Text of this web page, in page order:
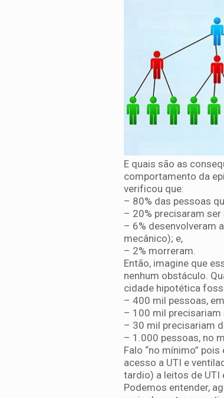
E quais são as
comportamento da
verificou que:
– 80% das pessoas
– 20% precisaram
– 6% desenvolveram
mecânico); e,
– 2% morreram.
Então, imagine que
nenhum obstáculo.
cidade hipotética
– 400 mil pessoas,
– 100 mil precisariam
– 30 mil precisariam
– 1.000 pessoas, no
Falo “no mínimo”
acesso a UTI e
tardio) a leitos de UTI
Podemos entender,